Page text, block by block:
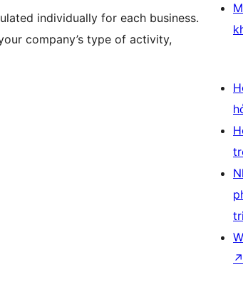
individually for each business.
company’s type of activity,
↗